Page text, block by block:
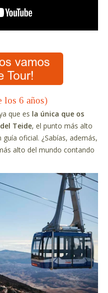
los 6 años)
que es la única que os
Teide, el punto más alto
oficial. ¿Sabías, además,
alto del mundo contando